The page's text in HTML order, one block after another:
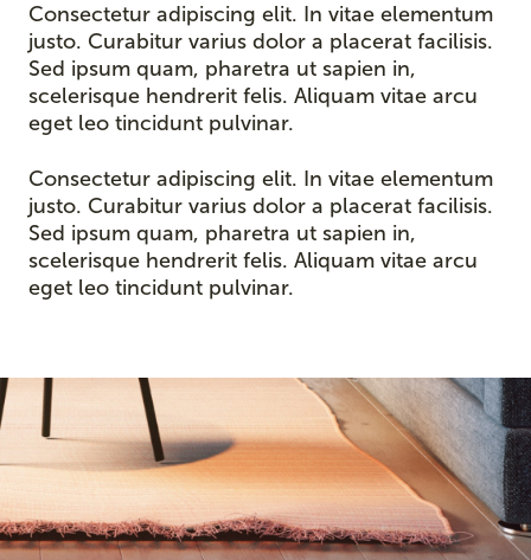
Consectetur adipiscing elit. In vitae elementum
justo. Curabitur varius dolor a placerat facilisis.
Sed ipsum quam, pharetra ut sapien in,
scelerisque hendrerit felis. Aliquam vitae arcu
eget leo tincidunt pulvinar.
Consectetur adipiscing elit. In vitae elementum
justo. Curabitur varius dolor a placerat facilisis.
Sed ipsum quam, pharetra ut sapien in,
scelerisque hendrerit felis. Aliquam vitae arcu
eget leo tincidunt pulvinar.